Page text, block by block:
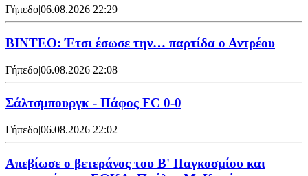
Γήπεδο|06.08.2026 22:29
ΒΙΝΤΕΟ: Έτσι έσωσε την… παρτίδα ο Αντρέου
Γήπεδο|06.08.2026 22:08
Σάλτσμπουργκ - Πάφος FC 0-0
Γήπεδο|06.08.2026 22:02
Απεβίωσε ο βετεράνος του Β' Παγκοσμίου και